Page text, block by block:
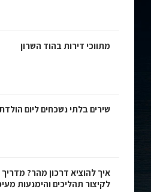
מתווכי דירות בהוד השרון
שירים בלתי נשכחים ליום
איך להוציא דרכון מהר?
לקיצור תהליכים והימנעות